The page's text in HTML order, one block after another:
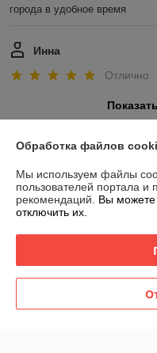
города в удобное время
Инна
Отлично
Контакты
Доставка и оплата
Полная версия сайта
Обработка файлов
Мы используем файлы
пользователей портала и
рекомендаций. Вы можете
отключить их.